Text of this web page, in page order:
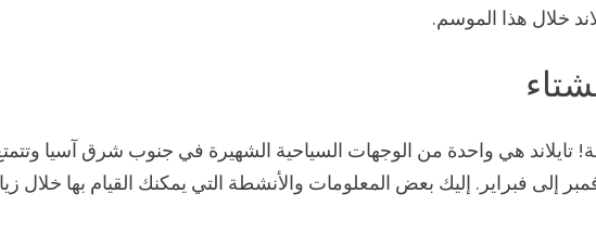
خلال هذا الموسم.
تايلاند هي واحدة من الوجهات السياحية الشهيرة في جنوب شرق آسيا
فبراير. إليك بعض المعلومات والأنشطة التي يمكنك القيام بها خلال